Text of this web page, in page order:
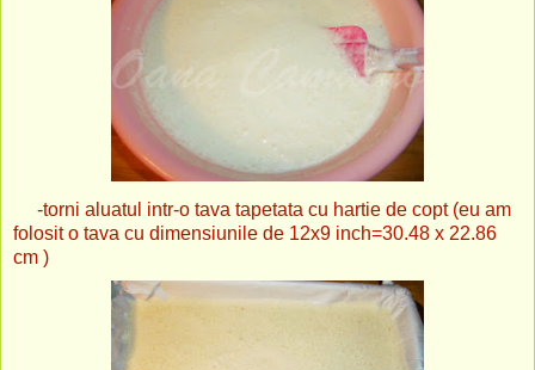
-torni aluatul intr-o tava tapetata cu hartie de copt (eu am
folosit o tava cu dimensiunile de 12x9 inch=30.48 x 22.86
cm )